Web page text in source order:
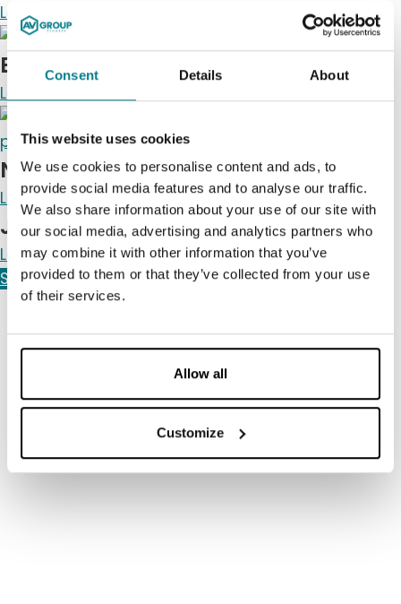
Consent Details About
This website uses cookies
We use cookies to personalise content and ads, to
provide social media features and to analyse our traffic.
We also share information about your use of our site with
our social media, advertising and analytics partners who
may combine it with other information that you’ve
provided to them or that they’ve collected from your use
of their services.
Allow all
Customize
Læs mere ➜
EWC møde i Malmö
Læs mere ➜
Nobels fredspris 2021
Læs mere ➜
Julefrokost på 5 etager
Læs mere ➜
Se alle nyheder